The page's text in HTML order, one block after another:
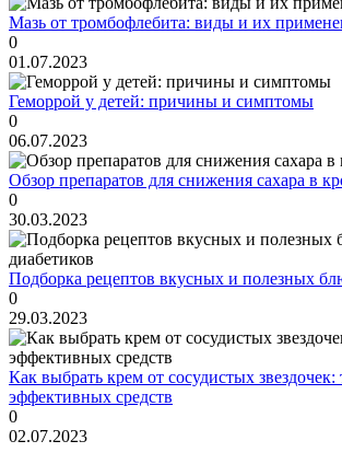
Мазь от тромбофлебита: виды и их
0
01.07.2023
Геморрой у детей: причины и симптомы
0
06.07.2023
Обзор препаратов для снижения сахара в
0
30.03.2023
Подборка рецептов вкусных и полезных
0
29.03.2023
Как выбрать крем от сосудистых звездочек:
эффективных средств
0
02.07.2023